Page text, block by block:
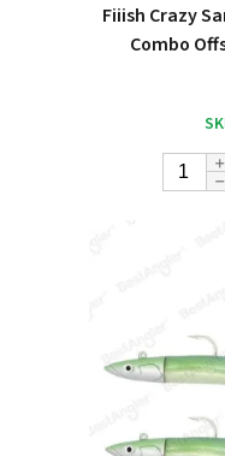
Fiiish Crazy
Combo